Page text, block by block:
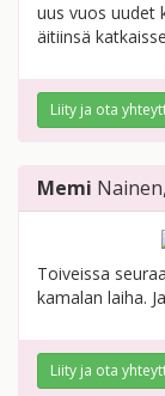
uus vuos uudet
äitiinsä
Liity ja ota
Memi Nainen
Toiveissa
kamalan laiha.
Liity ja ota